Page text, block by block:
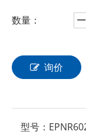
数量：
询价
型号：